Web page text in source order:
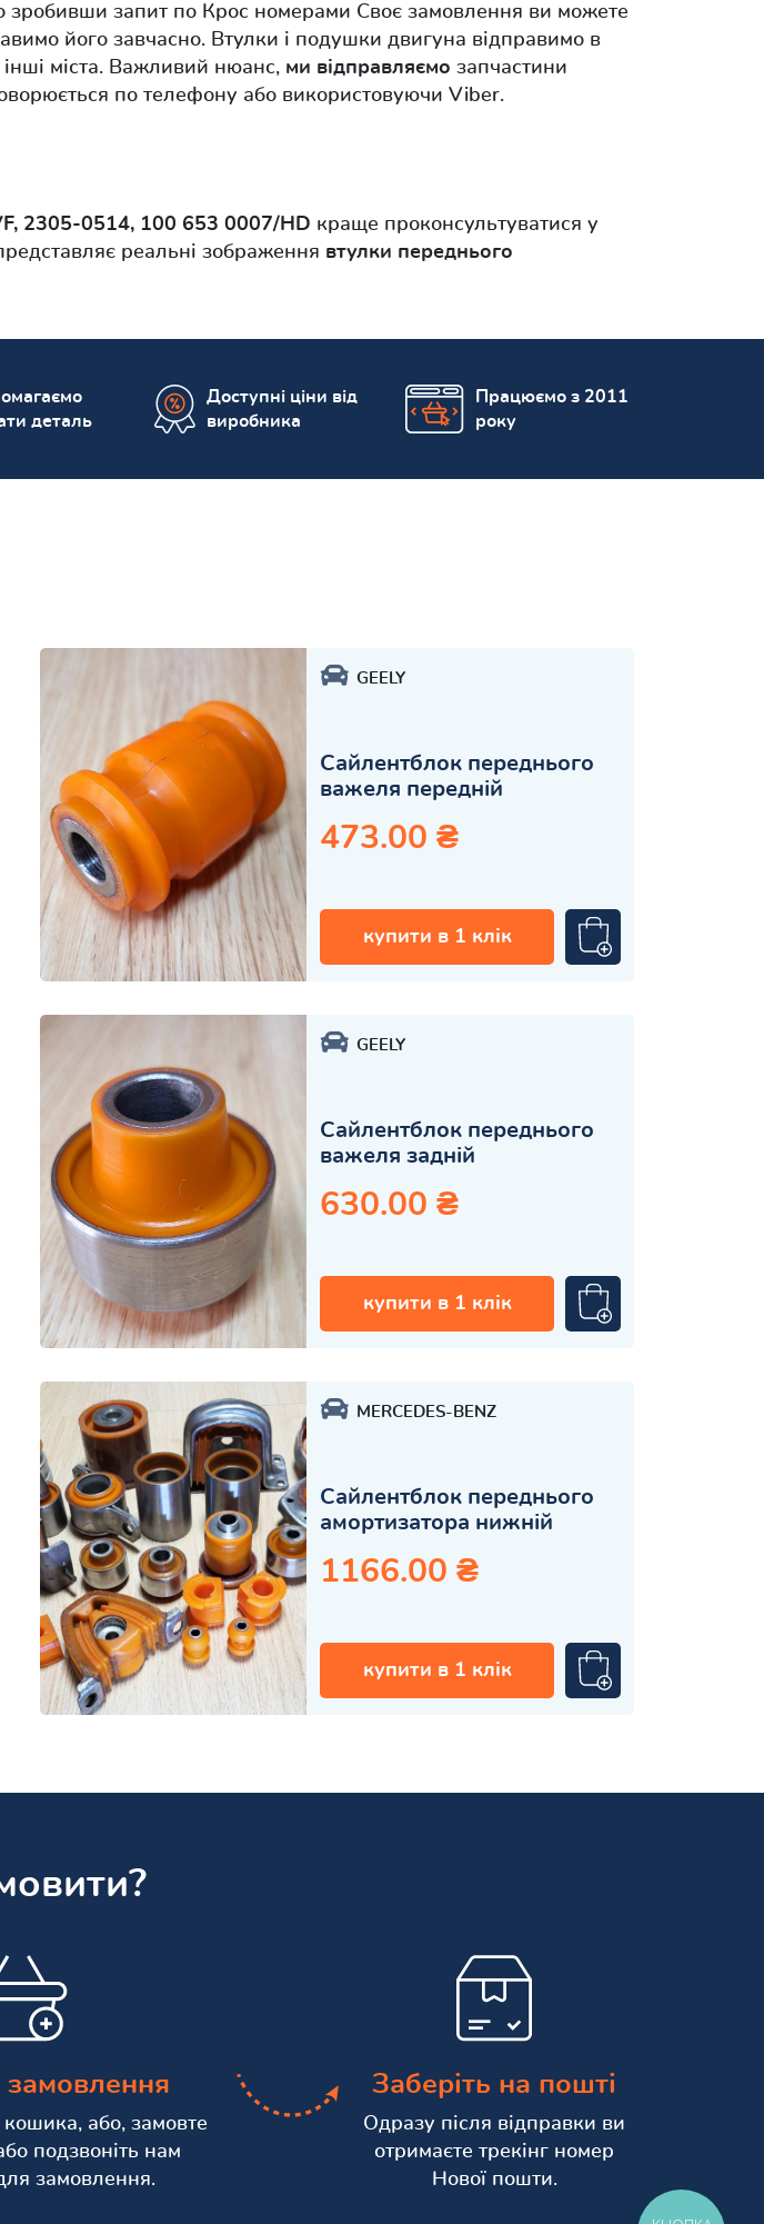
зробивши запит по Крос номерами Своє замовлення ви можете
його завчасно. Втулки і подушки двигуна відправимо в
міста. Важливий нюанс, ми відправляємо запчастини
по телефону або використовуючи Viber.
2305-0514, 100 653 0007/HD краще проконсультуватися у
реальні зображення втулки переднього
деталь
Доступні ціни від
виробника
Працюємо з 2011
року
GEELY
Сайлентблок переднього
важеля передній
473.00 ₴
купити в 1 клік
GEELY
Сайлентблок переднього
важеля задній
630.00 ₴
купити в 1 клік
MERCEDES-BENZ
Сайлентблок переднього
амортизатора нижній
1166.00 ₴
купити в 1 клік
або, замовте
подзвоніть нам
замовлення.
Заберіть на пошті
Одразу після відправки ви
отримаєте трекінг номер
Нової пошти.